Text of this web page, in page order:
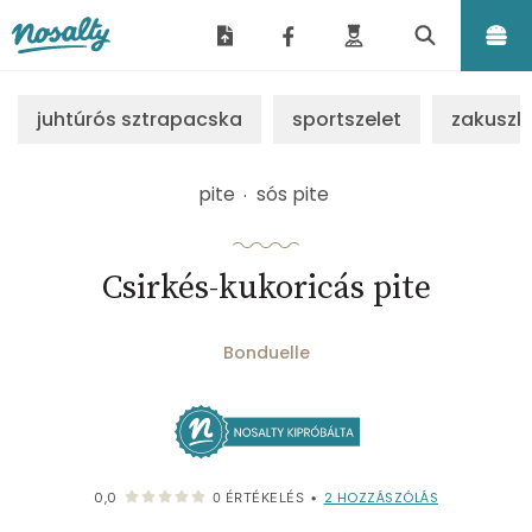
juhtúrós sztrapacska sportszelet
pite sós pite
Csirkés-kukoricás pite
Bonduelle
0,0 0 ÉRTÉKELÉS • 2 HOZZÁSZÓLÁS